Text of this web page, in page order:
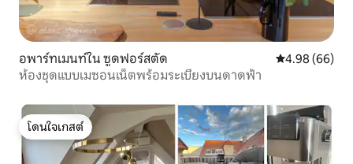
อพาร์ทเมนท์ใน ซูดฟอร์สตัด คะแนนเฉลี่ย
4.98 (66)
ห้องชุดแบบเมซอนเน็ตพร้อมระเบียงบนดาดฟ้า
โดนใจเกสต์
โดนใจเกสต์